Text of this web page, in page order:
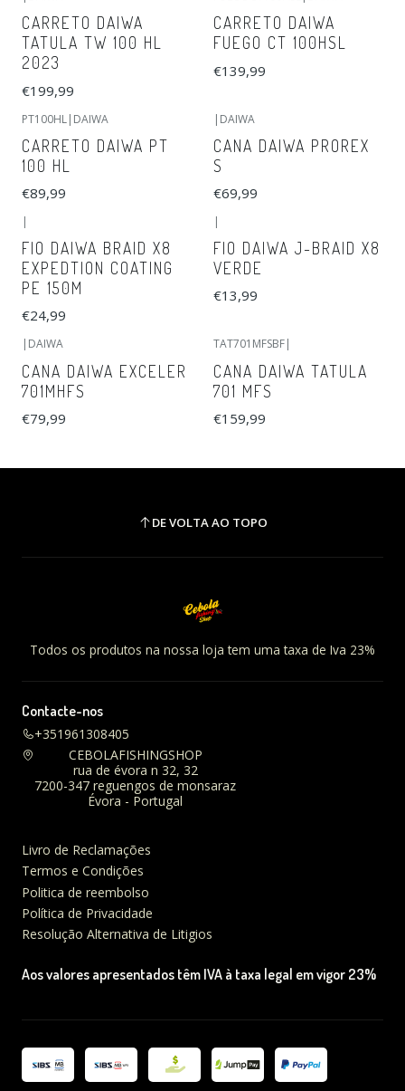
CARRETO DAIWA
TATULA TW 100 HL
2023
€199,99
CARRETO DAIWA
FUEGO CT 100HSL
€139,99
PT100HL| DAIWA
CARRETO DAIWA PT
100 HL
€89,99
| DAIWA
CANA DAIWA PROREX
S
€69,99
|
FIO DAIWA BRAID X8
EXPEDTION COATING
PE 150M
€24,99
|
FIO DAIWA J-BRAID X8
VERDE
€13,99
| DAIWA
CANA DAIWA EXCELER
701MHFS
€79,99
TAT701MFSBF|
CANA DAIWA TATULA
701 MFS
€159,99
DE VOLTA AO TOPO
Todos os produtos na nossa loja tem uma taxa de Iva 23%
Contacte-nos
+351961308405
CEBOLAFISHINGSHOP
rua de évora n 32, 32
7200-347 reguengos de monsaraz
Évora - Portugal
Livro de Reclamações
Termos e Condições
Politica de reembolso
Política de Privacidade
Resolução Alternativa de Litigios
Aos valores apresentados têm IVA à taxa legal em vigor 23%